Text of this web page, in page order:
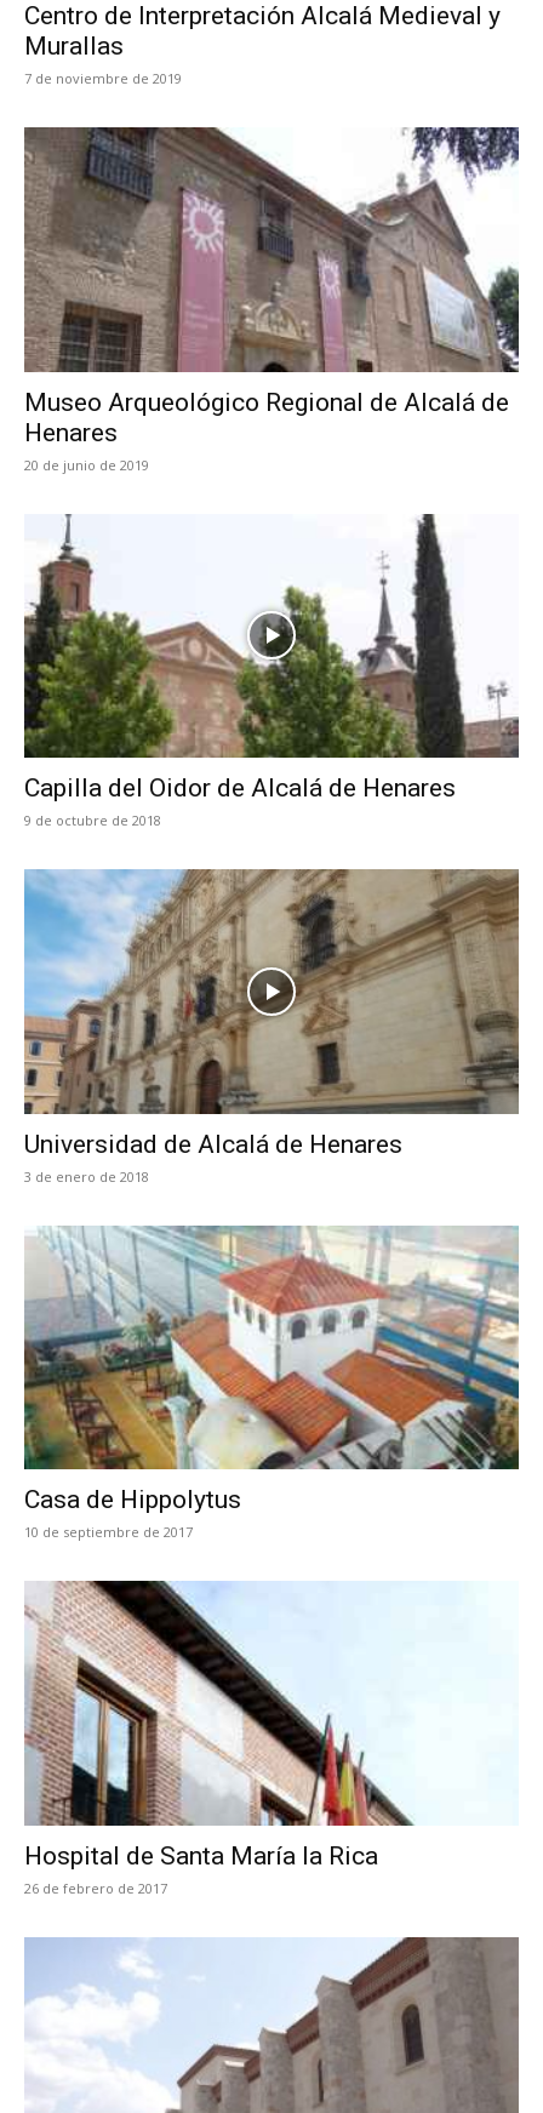
Centro de Interpretación Alcalá Medieval y
Murallas
7 de noviembre de 2019
Museo Arqueológico Regional de Alcalá de
Henares
20 de junio de 2019
Capilla del Oidor de Alcalá de Henares
9 de octubre de 2018
Universidad de Alcalá de Henares
3 de enero de 2018
Casa de Hippolytus
10 de septiembre de 2017
Hospital de Santa María la Rica
26 de febrero de 2017